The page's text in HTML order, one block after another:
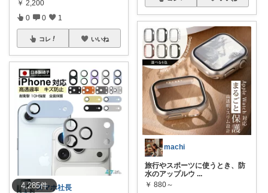
4,285件
￥ 2,200
0 0 1
コレ いいね
スマホ社長
machi
旅行やスポーツに使うとき、防
水のアップルウ ...
￥ 880～